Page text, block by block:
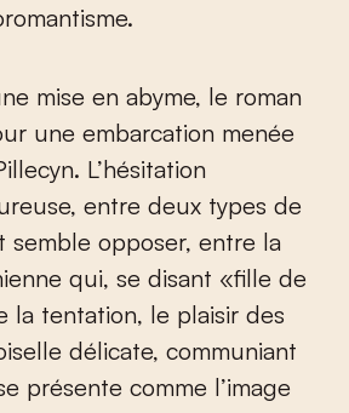
mise en abyme, le roman
une embarcation menée
L’hésitation
entre deux types de
semble opposer, entre la
qui, se disant «fille de
la tentation, le plaisir des
délicate, communiant
présente comme l’image